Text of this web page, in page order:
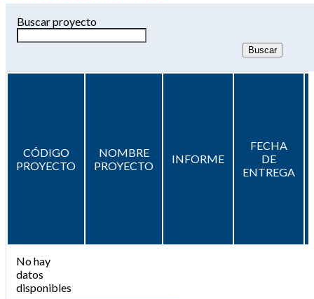
Buscar proyecto
CÓDIGO
PROYECTO
NOMBRE
PROYECTO
INFORME
FECHA
DE
ENTREGA
No hay
datos
disponibles